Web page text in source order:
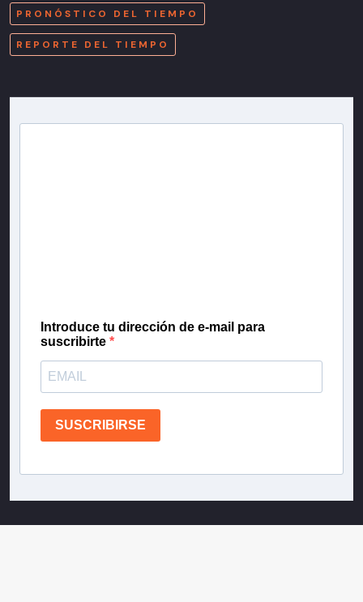
PRONÓSTICO DEL TIEMPO
REPORTE DEL TIEMPO
Introduce tu dirección de e-mail para
suscribirte
SUSCRIBIRSE